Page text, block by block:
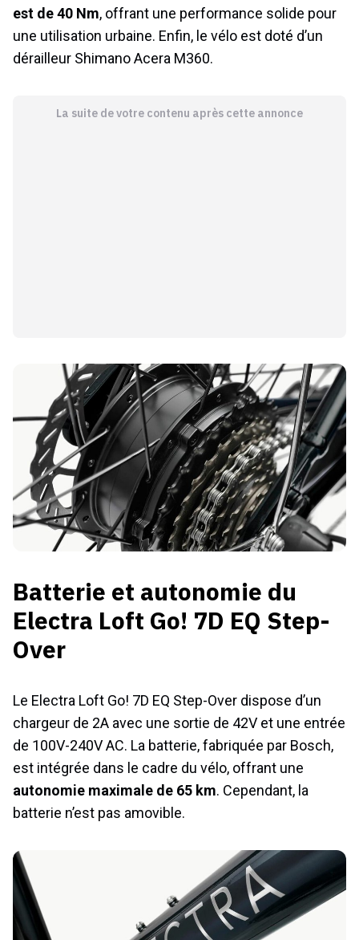
est de 40 Nm, offrant une performance solide pour
une utilisation urbaine. Enfin, le vélo est doté d’un
dérailleur Shimano Acera M360.
La suite de votre contenu après cette annonce
Batterie et autonomie du
Electra Loft Go! 7D EQ Step-
Over
Le Electra Loft Go! 7D EQ Step-Over dispose d’un
chargeur de 2A avec une sortie de 42V et une entrée
de 100V-240V AC. La batterie, fabriquée par Bosch,
est intégrée dans le cadre du vélo, offrant une
autonomie maximale de 65 km. Cependant, la
batterie n’est pas amovible.